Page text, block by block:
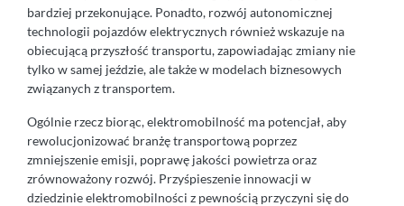
bardziej przekonujące. Ponadto, rozwój autonomicznej
technologii pojazdów elektrycznych również wskazuje na
obiecującą przyszłość transportu, zapowiadając zmiany nie
tylko w samej jeździe, ale także w modelach biznesowych
związanych z transportem.
Ogólnie rzecz biorąc, elektromobilność ma potencjał, aby
rewolucjonizować branżę transportową poprzez
zmniejszenie emisji, poprawę jakości powietrza oraz
zrównoważony rozwój. Przyśpieszenie innowacji w
dziedzinie elektromobilności z pewnością przyczyni się do